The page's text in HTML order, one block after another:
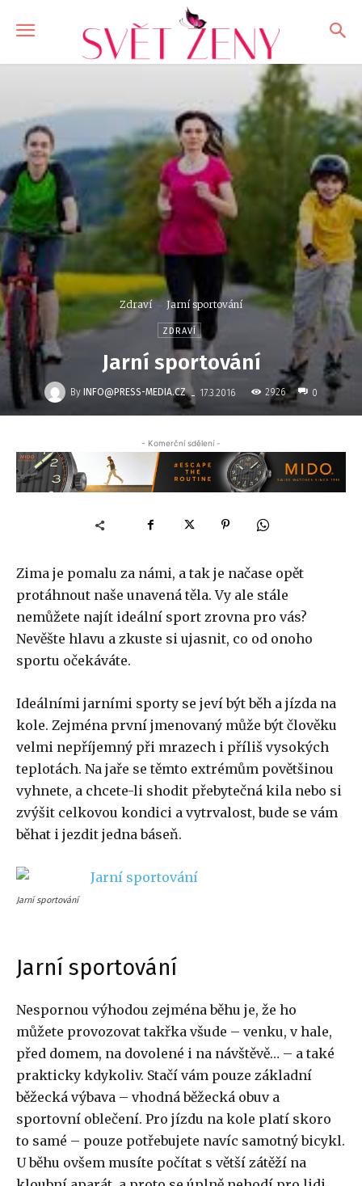
Zdraví Jarní sportování
ZDRAVÍ
Jarní sportování
By INFO@PRESS-MEDIA.CZ - 17.3.2016 2926 0
- Komerční sdělení -
Zima je pomalu za námi, a tak je načase opět
protáhnout naše unavená těla. Vy ale stále
nemůžete najít ideální sport zrovna pro vás?
Nevěšte hlavu a zkuste si ujasnit, co od onoho
sportu očekáváte.
Ideálními jarními sporty se jeví být běh a jízda na
kole. Zejména první jmenovaný může být člověku
velmi nepříjemný při mrazech i příliš vysokých
teplotách. Na jaře se těmto extrémům povětšinou
vyhnete, a chcete-li shodit přebytečná kila nebo si
zvýšit celkovou kondici a vytrvalost, bude se vám
běhat i jezdit jedna báseň.
Jarní sportování
Jarní sportování
Nespornou výhodou zejména běhu je, že ho
můžete provozovat takřka všude – venku, v hale,
před domem, na dovolené i na návštěvě… – a také
prakticky kdykoliv. Stačí vám pouze základní
běžecká výbava – vhodná běžecká obuv a
sportovní oblečení. Pro jízdu na kole platí skoro
to samé – pouze potřebujete navíc samotný bicykl.
U běhu ovšem musíte počítat s větší zátěží na